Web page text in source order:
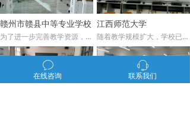
赣州市赣县中等专业学校
为了进一步完善教学资源，提高教学质量，学校决定新建全新实训机房满足教学需求，通过多方选型与测试，最终采用了云之翼云桌面方案，在实训大楼部署了218点云桌面，满足电子商务等专业的日常教学与考试需要。
江西师范大学
随着教学规模扩大，学校已有的实训机房已无法满足教学需求，迫切需要新建全校机房，经过多方选型和测试，最终采用了云之翼云桌面方案，在现教中心部署了360点云机房，满足全校不同专业师生的实训学习与考试需要。
ꂖ
在线咨询
ꁱ
联系我们